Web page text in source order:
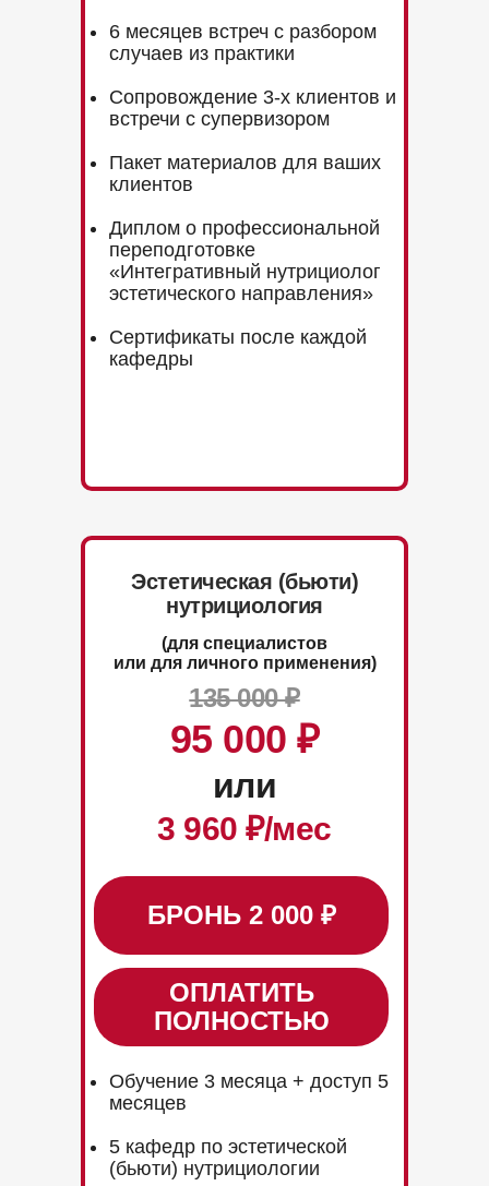
6 месяцев встреч с разбором
случаев из практики
Сопровождение 3-х клиентов и
встречи с супервизором
Пакет материалов для ваших
клиентов
Диплом о профессиональной
переподготовке
«Интегративный нутрициолог
эстетического направления»
Сертификаты после каждой
кафедры
(для специалистов
или для личного применения)
Эстетическая (бьюти)
нутрициология
135 000 ₽
95 000 ₽
или
3 960 ₽/мес
БРОНЬ 2 000 ₽
ОПЛАТИТЬ
ПОЛНОСТЬЮ
Обучение 3 месяца + доступ 5
месяцев
5 кафедр по эстетической
(бьюти) нутрициологии